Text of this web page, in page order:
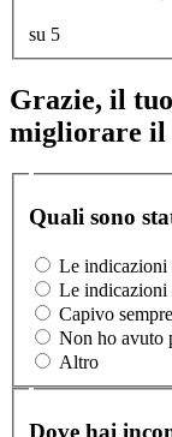
su 5
Grazie, il
migliorare il
Quali sono
Le indicazioni
Le indicazioni
Capivo
Non ho avuto
Altro
Dove hai